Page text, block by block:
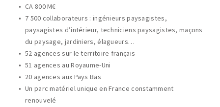
CA 800 M€
7 500 collaborateurs : ingénieurs paysagistes,
paysagistes d’intérieur, techniciens paysagistes, maçons
du paysage, jardiniers, élagueurs…
52 agences sur le territoire français
51 agences au Royaume-Uni
20 agences aux Pays Bas
Un parc matériel unique en France constamment
renouvelé